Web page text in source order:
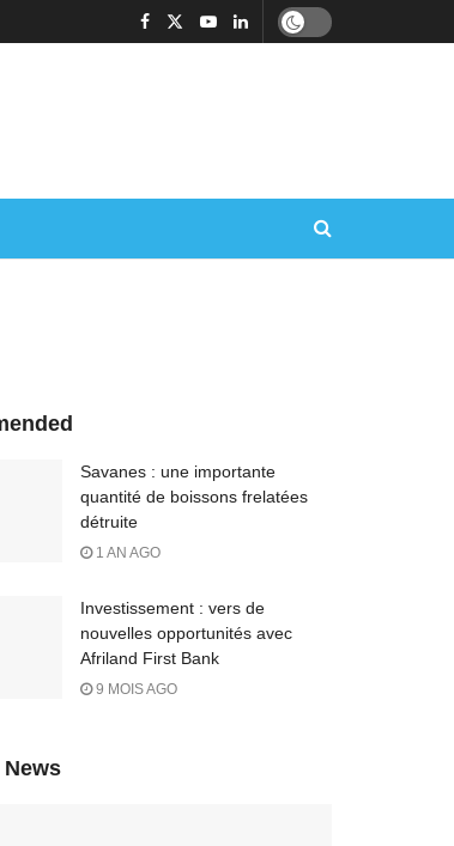
Savanes : une importante
quantité de boissons frelatées
détruite
1 AN AGO
Investissement : vers de
nouvelles opportunités avec
Afriland First Bank
9 MOIS AGO